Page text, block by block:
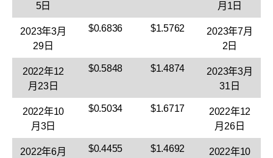
5日
月1日
2023年3月
29日
$0.6836 $1.5762
2023年7月
2日
2022年12
月23日
$0.5848 $1.4874
2023年3月
31日
2022年10
月3日
$0.5034 $1.6717
2022年12
月26日
2022年6月
$0.4455 $1.4692
2022年10